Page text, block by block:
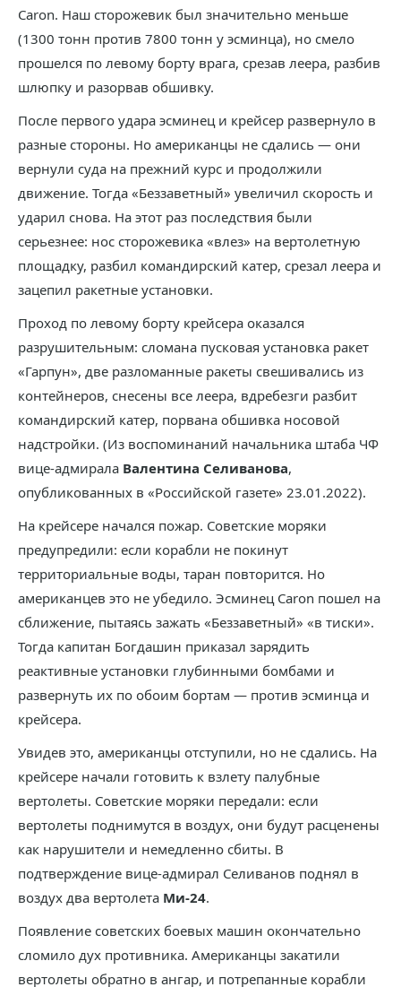
Caron. Наш сторожевик был значительно меньше
(1300 тонн против 7800 тонн у эсминца), но смело
прошелся по левому борту врага, срезав леера, разбив
шлюпку и разорвав обшивку.
После первого удара эсминец и крейсер развернуло в
разные стороны. Но американцы не сдались — они
вернули суда на прежний курс и продолжили
движение. Тогда «Беззаветный» увеличил скорость и
ударил снова. На этот раз последствия были
серьезнее: нос сторожевика «влез» на вертолетную
площадку, разбил командирский катер, срезал леера и
зацепил ракетные установки.
Проход по левому борту крейсера оказался
разрушительным: сломана пусковая установка ракет
«Гарпун», две разломанные ракеты свешивались из
контейнеров, снесены все леера, вдребезги разбит
командирский катер, порвана обшивка носовой
надстройки. (Из воспоминаний начальника штаба ЧФ
вице-адмирала Валентина Селиванова,
опубликованных в «Российской газете» 23.01.2022).
На крейсере начался пожар. Советские моряки
предупредили: если корабли не покинут
территориальные воды, таран повторится. Но
американцев это не убедило. Эсминец Caron пошел на
сближение, пытаясь зажать «Беззаветный» «в тиски».
Тогда капитан Богдашин приказал зарядить
реактивные установки глубинными бомбами и
развернуть их по обоим бортам — против эсминца и
крейсера.
Увидев это, американцы отступили, но не сдались. На
крейсере начали готовить к взлету палубные
вертолеты. Советские моряки передали: если
вертолеты поднимутся в воздух, они будут расценены
как нарушители и немедленно сбиты. В
подтверждение вице-адмирал Селиванов поднял в
воздух два вертолета Ми-24.
Появление советских боевых машин окончательно
сломило дух противника. Американцы закатили
вертолеты обратно в ангар, и потрепанные корабли